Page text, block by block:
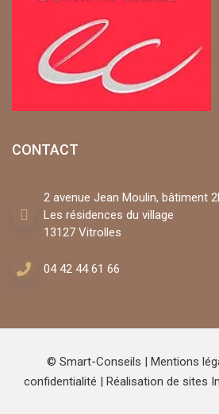
CONTACT
2 avenue Jean Moulin, bâtiment
Les résidences du village
13127 Vitrolles
04 42 44 61 66
© Smart-Conseils | Mentions
confidentialité | Réalisation de sites